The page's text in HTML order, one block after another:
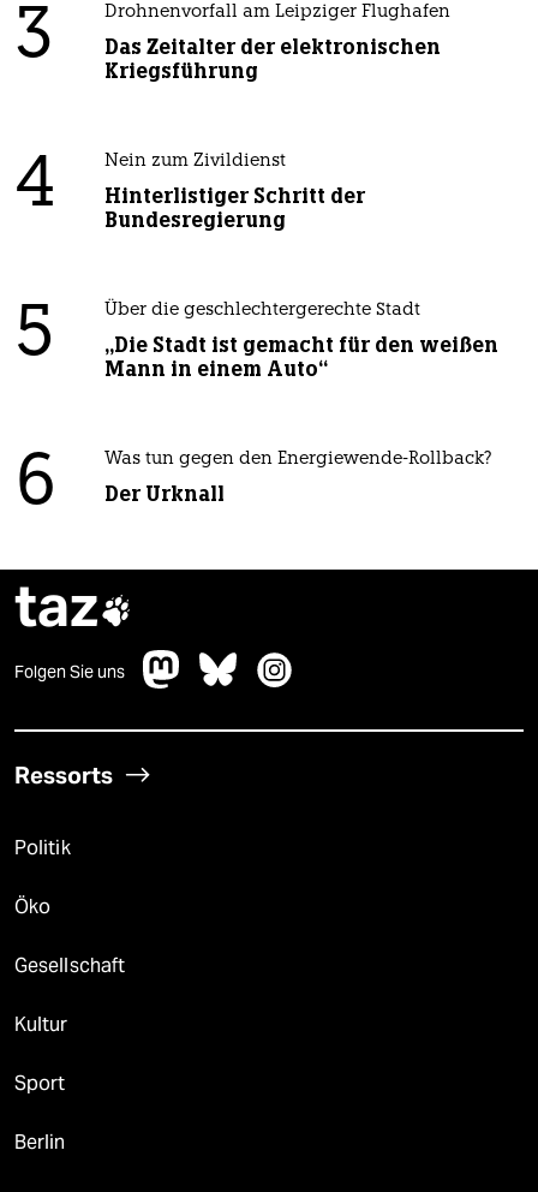
3 Drohnenvorfall am Leipziger Flughafen
Das Zeitalter der elektronischen
Kriegsführung
4 Nein zum Zivildienst
Hinterlistiger Schritt der
Bundesregierung
5 Über die geschlechtergerechte Stadt
„Die Stadt ist gemacht für den weißen
Mann in einem Auto“
6 Was tun gegen den Energiewende-Rollback?
Der Urknall
taz
Folgen Sie uns
Ressorts
Politik
Öko
Gesellschaft
Kultur
Sport
Berlin